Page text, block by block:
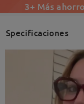
3+ Más
Specificaciones